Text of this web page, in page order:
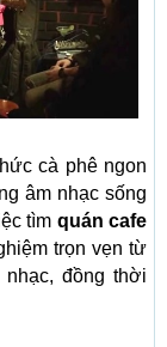
cà phê ngon
âm nhạc sống
tìm quán cafe
trọn vẹn từ
đồng thời